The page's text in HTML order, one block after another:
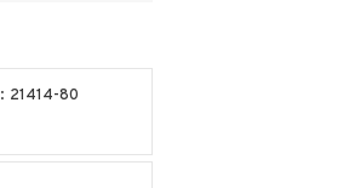
21414-80